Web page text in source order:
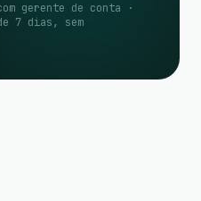
gerente de conta ·
7 dias, sem